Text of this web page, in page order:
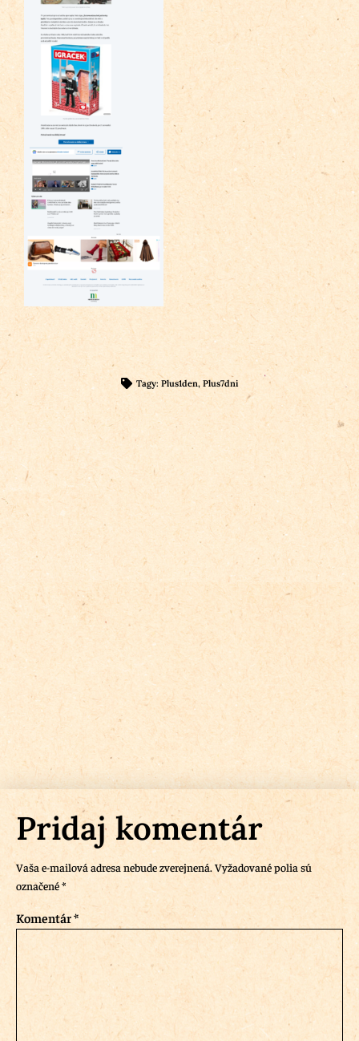
Tagy: Plus1den, Plus7dni
Pridaj komentár
Vaša e-mailová adresa nebude zverejnená.Vyžadované polia sú
označené*
Komentár*